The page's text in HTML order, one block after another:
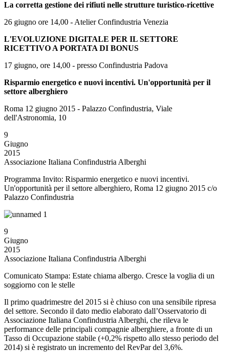
La corretta gestione dei rifiuti nelle strutture turistico-ricettive
26 giugno ore 14,00 - Atelier Confindustria Venezia
L'EVOLUZIONE DIGITALE PER IL SETTORE
RICETTIVO A PORTATA DI BONUS
17 giugno, ore 14,00 - presso Confindustria Padova
Risparmio energetico e nuovi incentivi. Un'opportunità per il
settore alberghiero
Roma 12 giugno 2015 - Palazzo Confindustria, Viale
dell'Astronomia, 10
9
Giugno
2015
Associazione Italiana Confindustria Alberghi
Programma Invito: Risparmio energetico e nuovi incentivi.
Un'opportunità per il settore alberghiero, Roma 12 giugno 2015 c/o
Palazzo Confindustria
9
Giugno
2015
Associazione Italiana Confindustria Alberghi
Comunicato Stampa: Estate chiama albergo. Cresce la voglia di un
soggiorno con le stelle
Il primo quadrimestre del 2015 si è chiuso con una sensibile ripresa
del settore. Secondo il dato medio elaborato dall’Osservatorio di
Associazione Italiana Confindustria Alberghi, che rileva le
performance delle principali compagnie alberghiere, a fronte di un
Tasso di Occupazione stabile (+0,2% rispetto allo stesso periodo del
2014) si è registrato un incremento del RevPar del 3,6%.